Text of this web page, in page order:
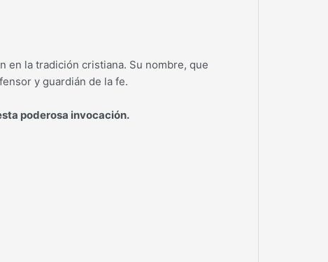
en la tradición cristiana. Su nombre, que
y guardián de la fe.
poderosa invocación.